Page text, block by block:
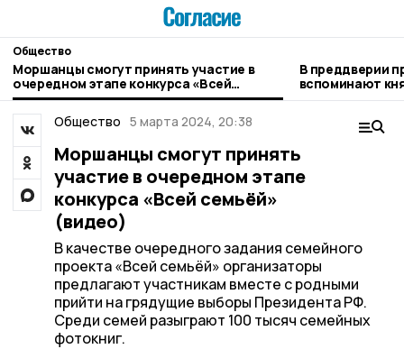
Общество
Моршанцы смогут принять участие в
очередном этапе конкурса «Всей
семьёй» (видео)
В преддверии
вспоминают
Общество 5 марта 2024, 20:38
Моршанцы смогут принять
участие в очередном этапе
конкурса «Всей семьёй»
(видео)
В качестве очередного задания семейного
проекта «Всей семьёй» организаторы
предлагают участникам вместе с родными
прийти на грядущие выборы Президента РФ.
Среди семей разыграют 100 тысяч семейных
фотокниг.